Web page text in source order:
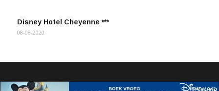
Disney Hotel Cheyenne ***
08-08-2020